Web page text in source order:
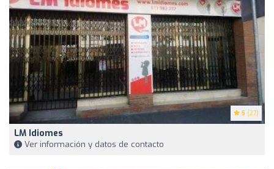
5 (27)
LM Idiomes
Ver información y datos de contacto